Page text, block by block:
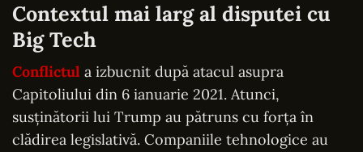
Contextul mai larg al disputei cu
Big Tech
Conflictul a izbucnit după atacul asupra
Capitoliului din 6 ianuarie 2021. Atunci,
susținătorii lui Trump au pătruns cu forța în
clădirea legislativă. Companiile tehnologice au